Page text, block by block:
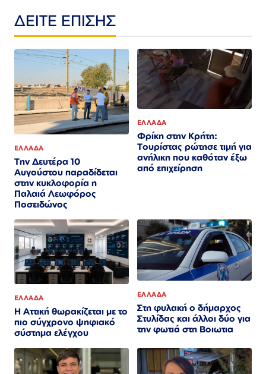
ΔΕΙΤΕ ΕΠΙΣΗΣ
ΕΛΛΑΔΑ
Την Δευτέρα 10
Αυγούστου παραδίδεται
στην κυκλοφορία η
Παλαιά Λεωφόρος
Ποσειδώνος
ΕΛΛΑΔΑ
Φρίκη στην Κρήτη:
Τουρίστας ρώτησε τιμή για
ανήλικη που καθόταν έξω
από επιχείρηση
ΕΛΛΑΔΑ
Η Αττική θωρακίζεται με το
πιο σύγχρονο ψηφιακό
σύστημα ελέγχου
ΕΛΛΑΔΑ
Στη φυλακή ο δήμαρχος
Στυλίδας και άλλοι δύο για
την φωτιά στη Βοιωτια